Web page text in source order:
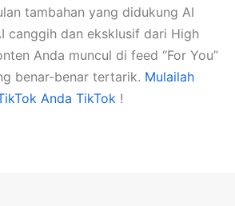
tambahan yang didukung AI
canggih dan eksklusif dari High
Anda muncul di feed “For You”
benar-benar tertarik. Mulailah
Anda TikTok !